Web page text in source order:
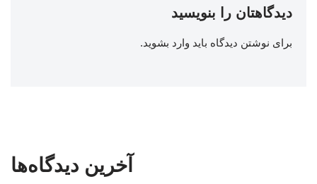
دیدگاهتان را بنویسید
برای نوشتن دیدگاه باید وارد بشوید.
آخرین دیدگاه‌ها